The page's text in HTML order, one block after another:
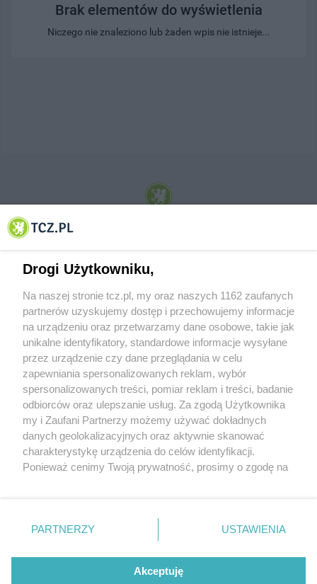
Brak elementów do wyświetlenia
Niczego nie znaleziono lub żaden wpis nie istnieje...
© 2001-2026 Tczew - TCZ.PL Sp. z o.o. Internetowy Serwis Informacyjny Miasta
O FIRMIE POLITYKA PRYWATNOŚCI HOSTING
REKLAMA WSPÓŁPRACA RSS FACEBOOK KONTAKT
Nasze serwisy
Aktualności
Tcz24
Historia miasta
Muzyka i kultura
Archiwum wydarzeń
Zdjęcia miasta
Drogi Użytkowniku,
Na naszej stronie tcz.pl, my oraz naszych 1162 zaufanych
partnerów uzyskujemy dostęp i przechowujemy informacje
na urządzeniu oraz przetwarzamy dane osobowe, takie jak
unikalne identyfikatory, standardowe informacje wysyłane
przez urządzenie czy dane przeglądania w celu
zapewniania spersonalizowanych reklam, wybór
spersonalizowanych treści, pomiar reklam i treści, badanie
odbiorców oraz ulepszanie usług. Za zgodą Użytkownika
my i Zaufani Partnerzy możemy używać dokładnych
danych geolokalizacyjnych oraz aktywnie skanować
charakterystykę urządzenia do celów identyfikacji.
Ponieważ cenimy Twoją prywatność, prosimy o zgodę na
znajdujący się w lewym dolnym rogu strony
. Niektóre
przetwarzaniu. Preferencje będą miały zastosowania tylko
PARTNERZY USTAWIENIA
Akceptuję